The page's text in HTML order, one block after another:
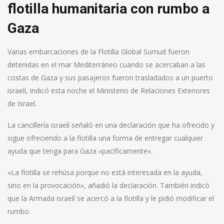
flotilla humanitaria con rumbo a
Gaza
Varias embarcaciones de la Flotilla Global Sumud fueron
detenidas en el mar Mediterráneo cuando se acercaban a las
costas de Gaza y sus pasajeros fueron trasladados a un puerto
israelí, indicó esta noche el Ministerio de Relaciones Exteriores
de Israel.
La cancillería israelí señaló en una declaración que ha ofrecido y
sigue ofreciendo a la flotilla una forma de entregar cualquier
ayuda que tenga para Gaza «pacíficamente».
«La flotilla se rehúsa porque no está interesada en la ayuda,
sino en la provocación», añadió la declaración. También indicó
que la Armada israelí se acercó a la flotilla y le pidió modificar el
rumbo.